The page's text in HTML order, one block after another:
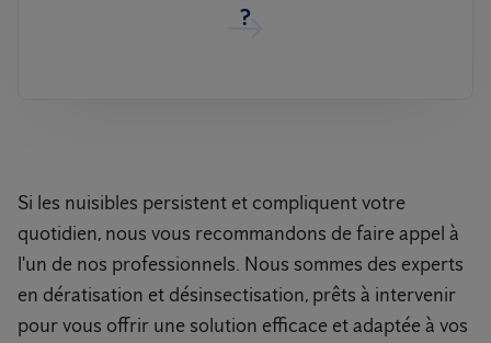
?
Si les nuisibles persistent et compliquent votre
quotidien, nous vous recommandons de faire appel à
l'un de nos professionnels. Nous sommes des experts
en dératisation et désinsectisation, prêts à intervenir
pour vous offrir une solution efficace et adaptée à vos